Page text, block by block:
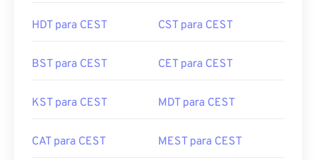
HDT para CEST CST para CEST
BST para CEST CET para CEST
KST para CEST MDT para CEST
CAT para CEST MEST para CEST